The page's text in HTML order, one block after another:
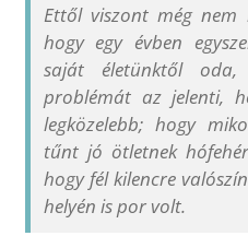
Ettől viszont még
hogy egy évben
saját életünktől
problémát az jelenti,
legközelebb; hogy
tűnt jó ötletnek
hogy fél kilencre
helyén is por volt.